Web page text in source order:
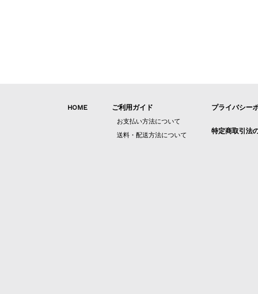
HOME ご利用ガイド
お支払い方法について
送料・配送方法について
プライバシー
特定商取引法